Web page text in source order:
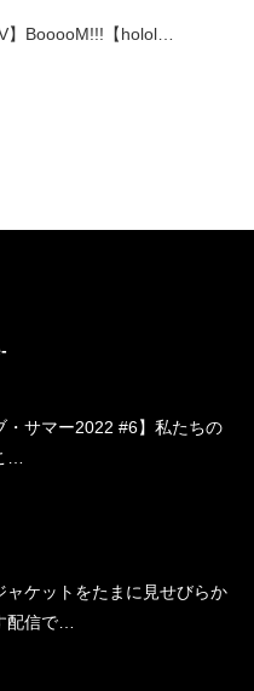
】BooooM!!!【holol…
・サマー2022 #6】私たちの
…
ャケットをたまに見せびらか
配信で…